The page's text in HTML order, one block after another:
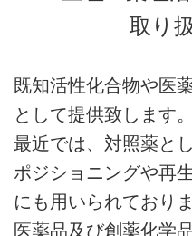
取り
既知活性化合物や医
として提供致します。
最近では、対照薬と
ポジショニングや再
にも用いられておりま
医薬品及び創薬化学